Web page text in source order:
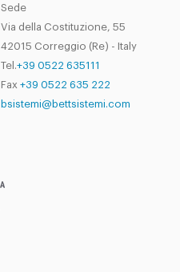
Sede
Via della Costituzione, 55
42015 Correggio (Re) - Italy
Tel.+39 0522 635111
Fax +39 0522 635 222
bsistemi@bettsistemi.com